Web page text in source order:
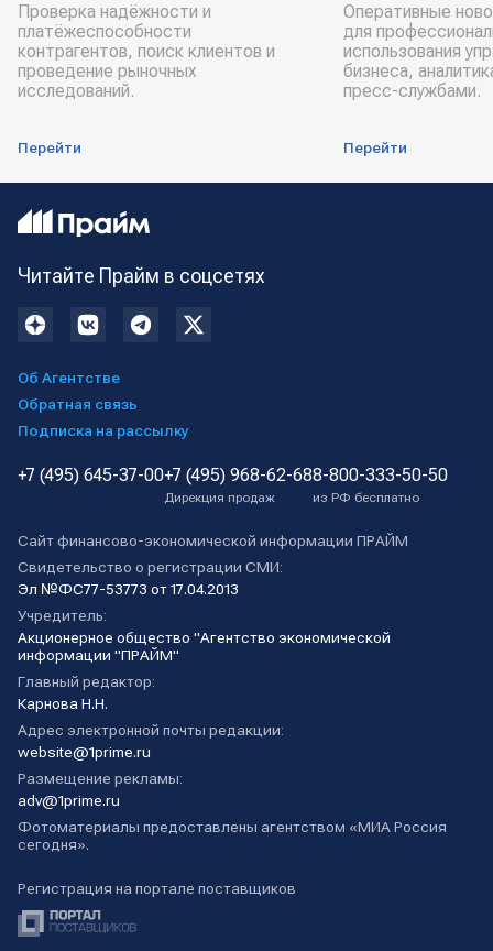
Проверка надёжности и
платёжеспособности
контрагентов, поиск клиентов и
проведение рыночных
исследований.
Перейти
Оперативные
для
использования
бизнеса,
пресс-службами.
Перейти
Читайте Прайм в соцсетях
Об Агентстве
Обратная связь
Подписка на рассылку
+7 (495) 645-37-00+7 (495) 968-62-68
Дирекция продаж
8-800-333-50-50
из РФ бесплатно
Сайт финансово-экономической информации ПРАЙМ
Свидетельство о регистрации СМИ:
Эл №ФС77-53773 от 17.04.2013
Учредитель:
Акционерное общество "Агентство экономической
информации "ПРАЙМ"
Главный редактор:
Карнова Н.Н.
Адрес электронной почты редакции:
website@1prime.ru
Размещение рекламы:
adv@1prime.ru
Фотоматериалы предоставлены агентством «МИА Россия
сегодня».
Регистрация на портале поставщиков